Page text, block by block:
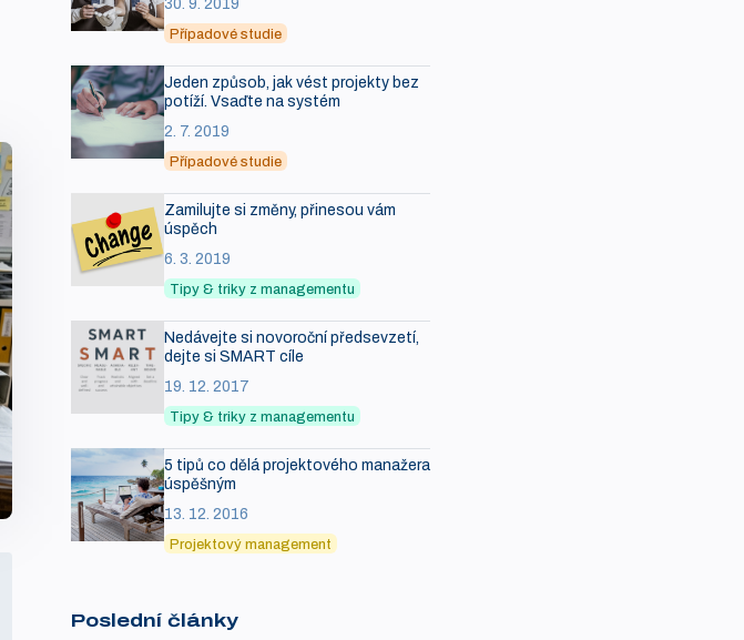
30. 9. 2019
Případové studie
Jeden způsob, jak vést projekty bez
potíží. Vsaďte na systém
2. 7. 2019
Případové studie
Zamilujte si změny, přinesou vám
úspěch
6. 3. 2019
Tipy & triky z managementu
Nedávejte si novoroční předsevzetí,
dejte si SMART cíle
19. 12. 2017
Tipy & triky z managementu
5 tipů co dělá projektového manažera
úspěšným
13. 12. 2016
Projektový management
Poslední články